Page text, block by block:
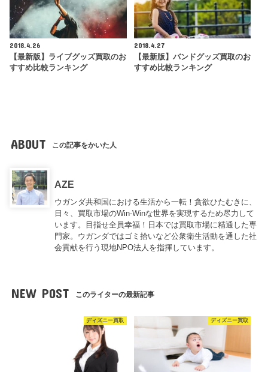
2018.4.26
【最新版】ライブグッズ買取のお
すすめ比較ランキング
2018.4.27
【最新版】バンドグッズ買取のお
すすめ比較ランキング
ABOUT この記事をかいた人
AZE
ウガンダ共和国における生活から一転！貪欲ひたむきに、
日々、買取市場のWin-Winな世界を実現するため尽力して
います。目指せ全員幸福！日本では買取市場に精通した専
門家。ウガンダではゴミ拾いなど公衆衛生活動を通した社
会貢献を行う現地NPO法人を指揮しています。
NEW POST このライターの最新記事
ディズニー買取 ディズニー買取